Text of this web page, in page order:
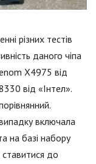
різних тестів
даного чіпа
Х4975 від
від «Інтел».
включала
на базі набору
ставитися до